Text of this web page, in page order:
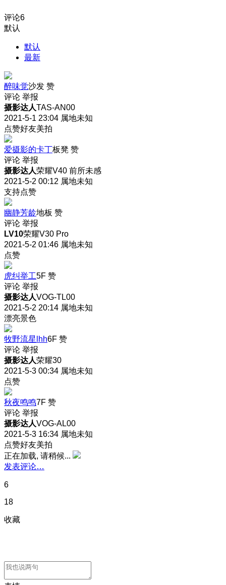
评论6
默认
默认
最新
醉味觉沙发 赞
评论 举报
摄影达人TAS-AN00
2021-5-1 23:04 属地未知
点赞好友美拍
爱摄影的卡丁板凳 赞
评论 举报
摄影达人荣耀V40 前所未感
2021-5-2 00:12 属地未知
支持点赞
幽静芳龄地板 赞
评论 举报
LV10荣耀V30 Pro
2021-5-2 01:46 属地未知
点赞
虎纠举工5F 赞
评论 举报
摄影达人VOG-TL00
2021-5-2 20:14 属地未知
漂亮景色
牧野流星lhh6F 赞
评论 举报
摄影达人荣耀30
2021-5-3 00:34 属地未知
点赞
秋夜鸣鸣7F 赞
评论 举报
摄影达人VOG-AL00
2021-5-3 16:34 属地未知
点赞好友美拍
正在加载, 请稍候...
发表评论…
6
18
收藏